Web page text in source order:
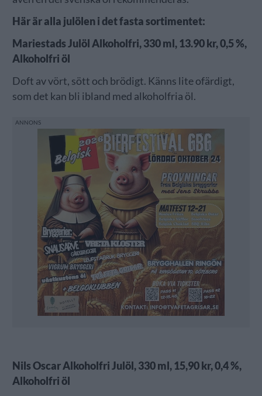
Här är alla julölen i det fasta sortimentet:
Mariestads Julöl Alkoholfri, 330 ml, 13.90 kr, 0,5 %,
Alkoholfri öl
Doft av vört, sött och brödigt. Känns lite ofärdigt,
som det kan bli ibland med alkoholfria öl.
Nils Oscar Alkoholfri Julöl, 330 ml, 15,90 kr, 0,4 %,
Alkoholfri öl